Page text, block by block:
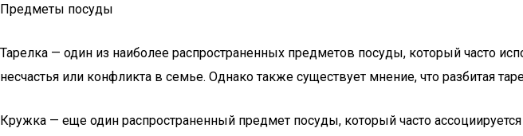
Предметы посуды
Тарелка — один из наиболее распространенных предметов посуды, который часто
несчастья или конфликта в семье. Однако также существует мнение, что разбитая
Кружка — еще один распространенный предмет посуды, который часто